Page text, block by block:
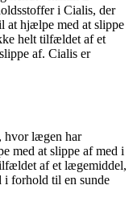
i Cialis, der
at hjælpe med at slippe
helt tilfældet af et
af. Cialis er
hvor lægen har
med at slippe af med i
af et lægemiddel,
i forhold til en sunde